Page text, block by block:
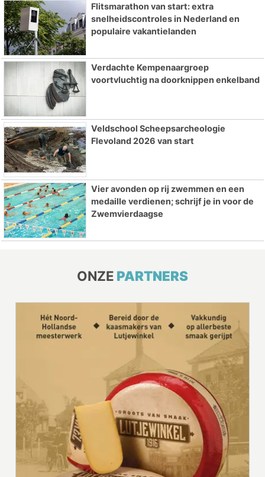
Flitsmarathon van start: extra
snelheidscontroles in Nederland en
populaire vakantielanden
Verdachte Kempenaargroep
voortvluchtig na doorknippen enkelband
Veldschool Scheepsarcheologie
Flevoland 2026 van start
Vier avonden op rij zwemmen en een
medaille verdienen; schrijf je in voor de
Zwemvierdaagse
ONZE PARTNERS